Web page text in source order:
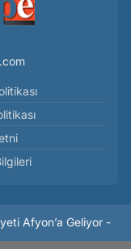
Afyon’a Geliyor -